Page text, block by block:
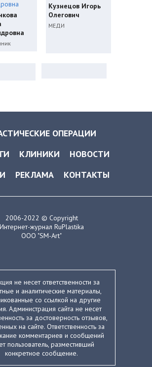
Кузнецов Игорь
Олегович
МЕДИ
ОПЕРАЦИИ
КЛИНИКИ
НОВОСТИ
РЕКЛАМА КОНТАКТЫ
2006-2022 © Copyright
Интернет-журнал RuPlastika
ООО "SM-Art"
не несет ответственности за
и аналитические материалы,
со ссылкой на другие
Администрация сайта не несет
за достоверность отзывов,
на сайте. Ответственность за
комментариев и сообщений
пользователь, разместивший
конкретное сообщение.